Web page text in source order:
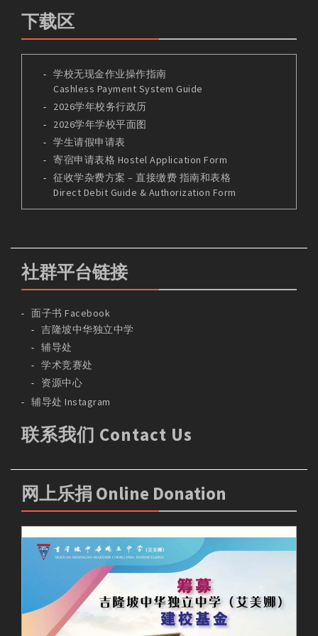
下载区
学校无现金作业操作指南
Cashless Payment System Guide
2026学年校务行政历
2026学年学校平面图
学生请假申请表
寄宿申请表格 Hostel Application Form
征收学杂费方案 – 直接缴费 指南和表格
Direct Debit Guide & Authorization Form
社群平台链接
面子书 Facebook
吉隆坡中华独立中学
辅导处
学术竞赛处
资源中心
辅导处 Instagram
联系我们 Contact Us
网上乐捐 Online Donation